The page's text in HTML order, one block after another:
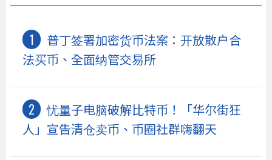
普丁签署加密货币法案：开放散户合
法买币、全面纳管交易所
忧量子电脑破解比特币！「华尔街狂
人」宣告清仓卖币、币圈社群嗨翻天